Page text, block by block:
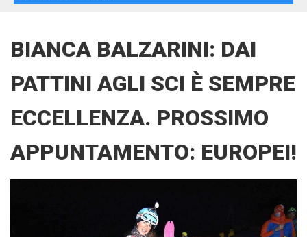
BIANCA BALZARINI: DAI
PATTINI AGLI SCI È SEMPRE
ECCELLENZA. PROSSIMO
APPUNTAMENTO: EUROPEI!